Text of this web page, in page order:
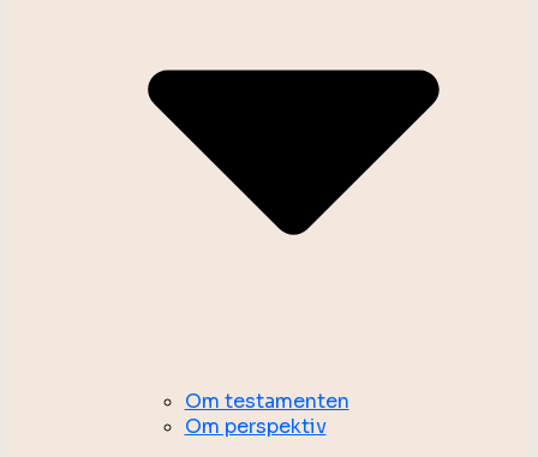
Om testamenten
Om perspektiv